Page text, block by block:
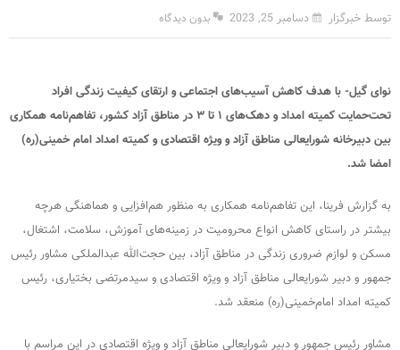
توسط خبرگزار دسامبر 25, 2023 بدون دیدگاه
نوای گیل- با هدف کاهش آسیب‌های اجتماعی و ارتقای کیفیت زندگی افراد
تحت‌حمایت کمیته امداد و دهک‌های ۱ تا ۳ در مناطق آزاد کشور، تفاهم‌نامه همکاری
بین دبیرخانه شورایعالی مناطق آزاد و ویژه اقتصادی و کمیته امداد امام خمینی(ره)
امضا شد.
به گزارش فرینا، این تفاهم‌نامه همکاری به منظور هم‌افزایی و هماهنگی هرچه
بیشتر در راستای کاهش انواع محرومیت در زمینه‌های آموزش، سلامت، اشتغال،
مسکن و لوازم ضروری زندگی در مناطق آزاد، بین حجت‌الله عبدالملکی مشاور رئیس
جمهور و دبیر شورایعالی مناطق آزاد و ویژه اقتصادی و سید‌مرتضی بختیاری، رئیس
کمیته امداد امام‌خمینی(ره) منعقد شد.
مشاور رئیس جمهور و دبیر شورایعالی مناطق آزاد و ویژه اقتصادی در این مراسم با